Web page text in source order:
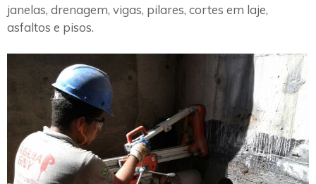
janelas, drenagem, vigas, pilares, cortes em laje,
asfaltos e pisos.